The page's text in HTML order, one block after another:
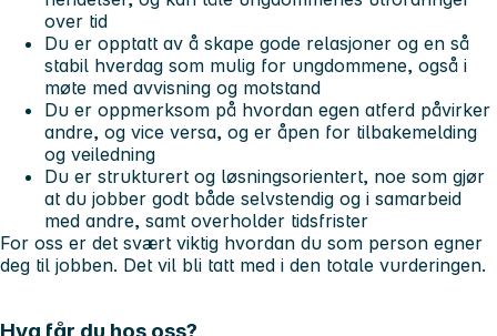
over tid
Du er opptatt av å skape gode relasjoner og en så
stabil hverdag som mulig for ungdommene, også i
møte med avvisning og motstand
Du er oppmerksom på hvordan egen atferd påvirker
andre, og vice versa, og er åpen for tilbakemelding
og veiledning
Du er strukturert og løsningsorientert, noe som gjør
at du jobber godt både selvstendig og i samarbeid
med andre, samt overholder tidsfrister
For oss er det svært viktig hvordan du som person egner
deg til jobben. Det vil bli tatt med i den totale vurderingen.